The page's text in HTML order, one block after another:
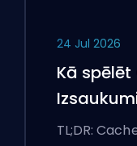
24 Jul 2026
Kā spēlēt
TL;DR: